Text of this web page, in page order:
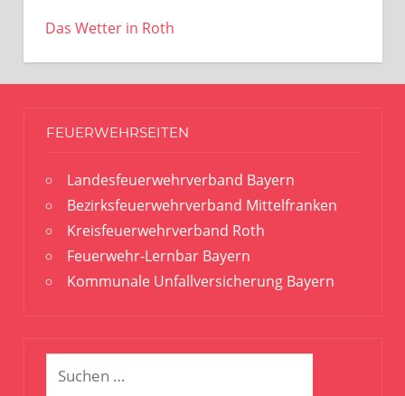
Das Wetter in Roth
FEUERWEHRSEITEN
Landesfeuerwehrverband Bayern
Bezirksfeuerwehrverband Mittelfranken
Kreisfeuerwehrverband Roth
Feuerwehr-Lernbar Bayern
Kommunale Unfallversicherung Bayern
Suchen